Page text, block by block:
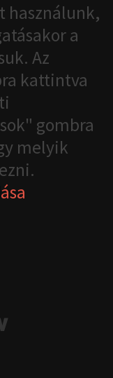
használunk,
a
Az
kattintva
gombra
melyik